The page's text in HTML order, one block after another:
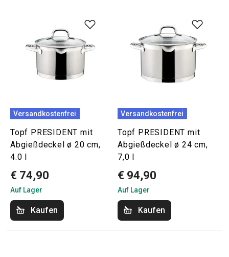
Versandkostenfrei
Topf PRESIDENT mit
Abgießdeckel ø 20 cm,
4.0 l
€ 74,90
Auf Lager
Kaufen
Versandkostenfrei
Topf PRESIDENT mit
Abgießdeckel ø 24 cm,
7,0 l
€ 94,90
Auf Lager
Kaufen